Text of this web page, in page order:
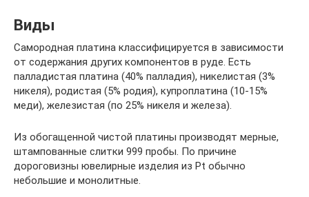
Виды
Самородная платина классифицируется в зависимости
от содержания других компонентов в руде. Есть
палладистая платина (40% палладия), никелистая (3%
никеля), родистая (5% родия), купроплатина (10-15%
меди), железистая (по 25% никеля и железа).
Из обогащенной чистой платины производят мерные,
штампованные слитки 999 пробы. По причине
дороговизны ювелирные изделия из Pt обычно
небольшие и монолитные.